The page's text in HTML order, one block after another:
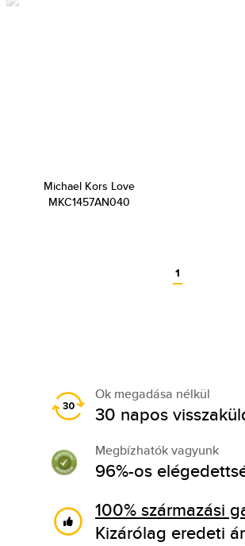
Michael Kors Love
MKC1457AN040
1
Ok megadása nélkül
30 napos
Megbízhatók vagyunk
96%-os
100% származási
Kizárólag eredeti